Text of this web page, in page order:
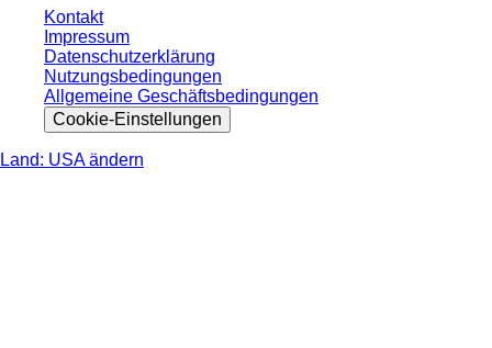
Kontakt
Impressum
Datenschutzerklärung
Nutzungsbedingungen
Allgemeine Geschäftsbedingungen
Cookie-Einstellungen
Land: USA ändern